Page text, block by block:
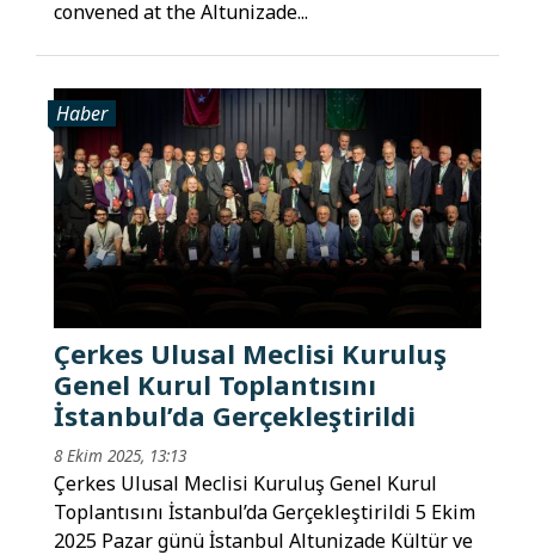
convened at the Altunizade...
Haber
Çerkes Ulusal Meclisi Kuruluş
Genel Kurul Toplantısını
İstanbul’da Gerçekleştirildi
8 Ekim 2025, 13:13
Çerkes Ulusal Meclisi Kuruluş Genel Kurul
Toplantısını İstanbul’da Gerçekleştirildi 5 Ekim
2025 Pazar günü İstanbul Altunizade Kültür ve